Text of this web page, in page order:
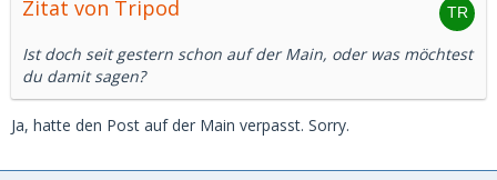
Zitat von Tripod
Ist doch seit gestern schon auf der Main, oder was möchtest
du damit sagen?
Ja, hatte den Post auf der Main verpasst. Sorry.